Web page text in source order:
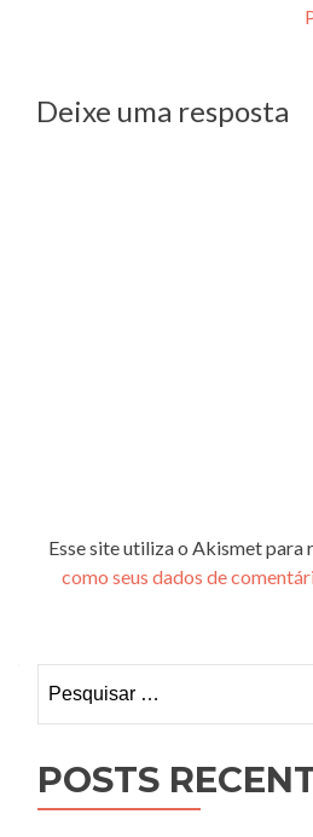
Deixe uma resposta
Esse site utiliza o Akismet para
como seus dados de
por:
POSTS